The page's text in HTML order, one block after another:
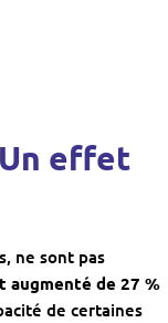
effet
ne sont pas
augmenté de 27 %
de certaines